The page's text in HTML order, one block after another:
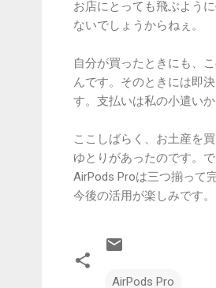
お店にとっても飛ぶよう
ないでしょうからねぇ。
自分が買ったときにも、
んです。そのときには即
す。支払いは私の小遣いか
ここしばらく、お土産を
ゆとりがあったのです。
AirPods Proは三つ揃って
今後の活用が楽しみです。
AirPods Pro